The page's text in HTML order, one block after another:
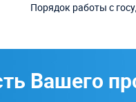
Порядок работы с
Вашего